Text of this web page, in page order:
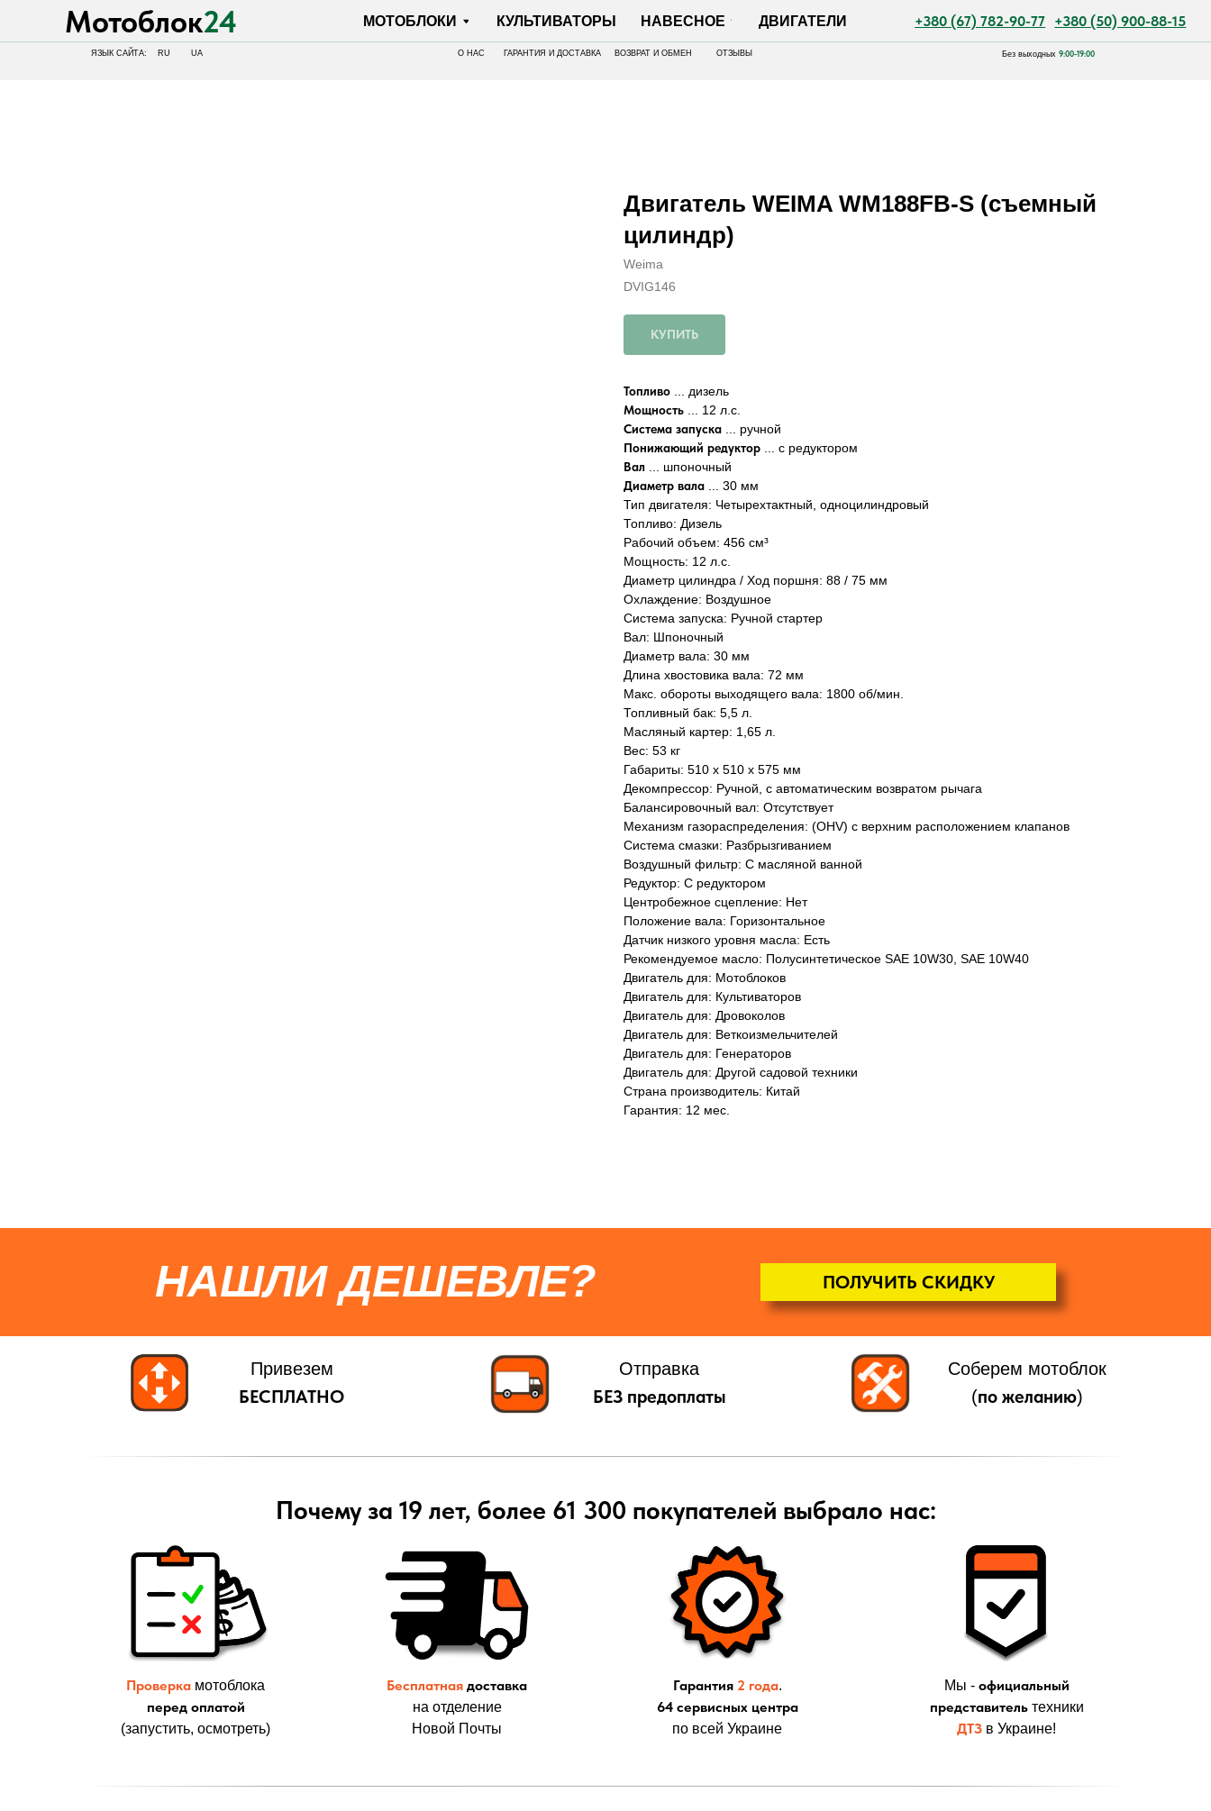
Мотоблок24 +380 (67) 782-90-77 +380 (50) 900-88-15
МОТОБЛОКИ КУЛЬТИВАТОРЫ НАВЕСНОЕ ДВИГАТЕЛИ
ЯЗЫК САЙТА:
Двигатель WEIMA WM188FB-S (съемный
цилиндр)
Weima
DVIG146
КУПИТЬ
Топливо ... дизель
Мощность ... 12 л.с.
Система запуска ... ручной
Понижающий редуктор ... с редуктором
Вал ... шпоночный
Диаметр вала ... 30 мм
Тип двигателя: Четырехтактный, одноцилиндровый
Топливо: Дизель
Рабочий объем: 456 см³
Мощность: 12 л.с.
Диаметр цилиндра / Ход поршня: 88 / 75 мм
Охлаждение: Воздушное
Система запуска: Ручной стартер
Вал: Шпоночный
Диаметр вала: 30 мм
Длина хвостовика вала: 72 мм
Макс. обороты выходящего вала: 1800 об/мин.
Топливный бак: 5,5 л.
Масляный картер: 1,65 л.
Вес: 53 кг
Габариты: 510 x 510 x 575 мм
Декомпрессор: Ручной, с автоматическим возвратом рычага
Балансировочный вал: Отсутствует
Механизм газораспределения: (OHV) с верхним расположением клапанов
Система смазки: Разбрызгиванием
Воздушный фильтр: С масляной ванной
Редуктор: С редуктором
Центробежное сцепление: Нет
Положение вала: Горизонтальное
Датчик низкого уровня масла: Есть
Рекомендуемое масло: Полусинтетическое SAE 10W30, SAE 10W40
Двигатель для: Мотоблоков
Двигатель для: Культиваторов
Двигатель для: Дровоколов
Двигатель для: Веткоизмельчителей
Двигатель для: Генераторов
Двигатель для: Другой садовой техники
Страна производитель: Китай
Гарантия: 12 мес.
НАШЛИ ДЕШЕВЛЕ? ПОЛУЧИТЬ СКИДКУ
Отправка
БЕЗ предоплаты
Привезем
БЕСПЛАТНО
Соберем мотоблок
(по желанию)
Почему за 19 лет, более 61 300 покупателей выбрало нас:
Проверка мотоблока
перед оплатой
(запустить, осмотреть)
Гарантия 2 года.
64 сервисных центра
по всей Украине
Бесплатная доставка
на отделение
Новой Почты
Мы - официальный
представительтехники
ДТЗ в Украине!